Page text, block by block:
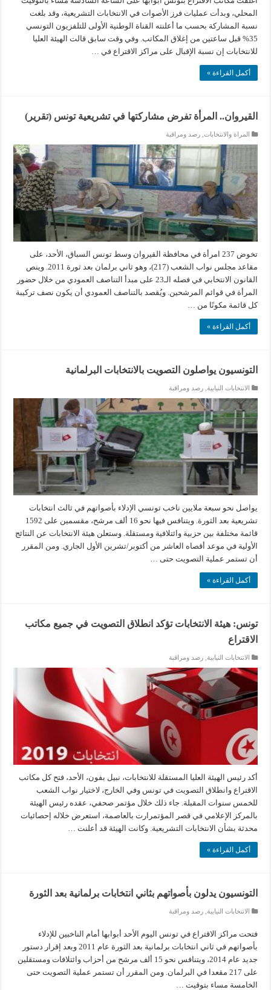
المحلي، وبدأت عمليات فرز الأصوات في الانتخابات التشريعية، وقد بلغت
نسبة المشاركة بحسب ما أعلنته القناة الوطنية الأولى للتلفزيون التونسي
35% قبل ساعتين من إغلاق المكاتب. وفي وقت سابق قالت الهيئة العليا
للانتخابات إن نسبة الإقبال على مراكز الاقتراع في …
أكمل القراءة »
القيروان.. المرأة تفرض مشاركتها في تشريعية تونس (تقرير)
المراة والانتخابات ,رصد ومراقبة
تخوض 237 امرأة في محافظة القيروان وسط تونس السباق، الأحد، على
مقاعد مجلس نواب الشعب (217)، وهو ثاني برلمان بعد ثورة 2011. وينص
القانون الانتخابي في فصله الـ23 على مبدأ التناصف العمودي من خلال حضور
المرأة في قوائم المرشحين. ويُقصد بالتناصف العمودي أن يكون نصف تركيبة
كل قائمة مكونًا من …
أكمل القراءة »
التونسيون يواصلون التصويت بالانتخابات البرلمانية
الانتخابات النيابية ,رصد ومراقبة
يواصل نحو سبعة ملايين ناخب تونسي الإدلاء بأصواتهم في ثالث انتخابات
تشريعية بعد الثورة. ويتنافس فيها نحو 16 ألف مرشح، مقسمين على 1592
قائمة مختلفة بين حزبية وائتلافية ومستقلة. وستعلن هيئة الانتخابات عن النتائج
الأولية في موعد أقصاه العاشر من أكتوبر/تشرين الأول الجاري. ومن المقرر
أن تستمر عملية التصويت حتى …
أكمل القراءة »
تونس: هيئة الانتخابات تؤكد انطلاق التصويت في جميع مكاتب
الاقتراع
الانتخابات النيابية ,رصد ومراقبة
أكد رئيس الهيئة العليا المستقلة للانتخابات، نبيل بفون، الأحد، فتح كل مكاتب
الاقتراع وانطلاق التصويت في تونس وفي الخارج، لاختيار نواب الشعب
للخمس سنوات المقبلة. جاء ذلك خلال مؤتمر صحفي، عقده رئيس الهيئة
بالمركز الإعلامي في قصر المؤتمرارت بالعاصمة، استعرض خلاله إحصائيات
محدثة بشأن الانتخابات التشريعية. وكانت الهيئة قد أعلنت …
أكمل القراءة »
التونسيون يدلون بأصواتهم بثاني انتخابات برلمانية بعد الثورة
الانتخابات النيابية ,رصد ومراقبة
فتحت مراكز الاقتراع في تونس اليوم الأحد أبوابها أمام الناخبين للإدلاء
بأصواتهم في ثاني انتخابات برلمانية بعد الثورة عام 2011 وبعد إقرار دستور
جديد عام 2014، ويتنافس نحو 15 ألف مرشح من أحزاب وائتلافات ومستقلين
على 217 مقعدا في البرلمان. ومن المقرر أن تستمر عملية التصويت حتى
الخامسة مساء بتوقيت …